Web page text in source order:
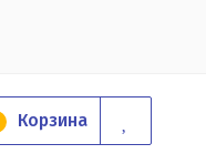
Корзина